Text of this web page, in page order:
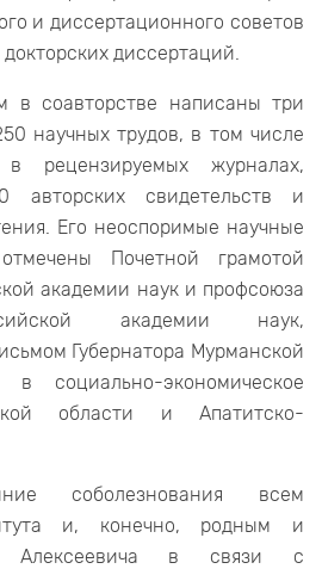
и диссертационного советов
диссертаций.
в соавторстве написаны три
научных трудов, в том числе
рецензируемых журналах,
авторских свидетельств и
Его неоспоримые научные
Почетной грамотой
академии наук и профсоюза
академии наук,
Губернатора Мурманской
социально-экономическое
области и Апатитско-
соболезнования всем
и, конечно, родным и
Алексеевича в связи с